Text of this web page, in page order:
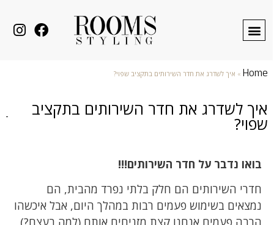
Home
» איך לשדרג את חדר השירותים בתקציב שפוי?
איך לשדרג את חדר השירותים בתקציב
שפוי?
בואו נדבר על חדר השירותים!!!
חדרי השירותים הם חלק בלתי נפרד מהבית, הם
נמצאים בשימוש פעמים רבות במהלך היום, אבל איכשהו